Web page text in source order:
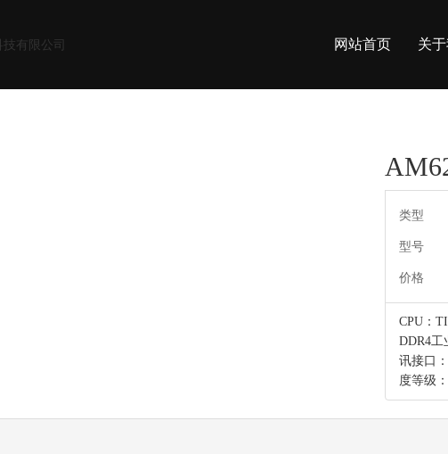
网站首页 关
类型
型号
价格
CPU：
DDR4工
讯接口
度等级